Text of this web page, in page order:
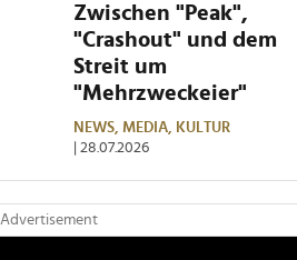
Zwischen "Peak",
"Crashout" und dem
Streit um
"Mehrzweckeier"
NEWS, MEDIA,
KULTUR
| 28.07.2026
Advertisement